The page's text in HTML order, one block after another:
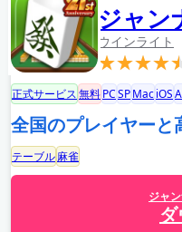
ジャン
ウインライト
正式サービス無料PCSPMaciOS
全国のプレイヤーと
テーブル麻雀
ジャ